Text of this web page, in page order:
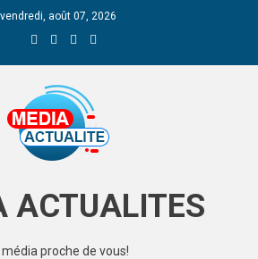
vendredi, août 07, 2026
ACTUALITES
média proche de vous!